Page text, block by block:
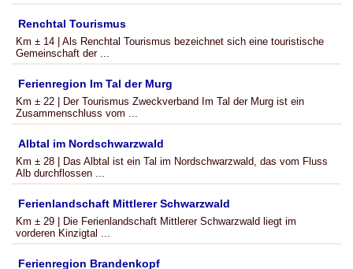
Renchtal Tourismus
Km ± 14 | Als Renchtal Tourismus bezeichnet sich eine touristische
Gemeinschaft der ...
Ferienregion Im Tal der Murg
Km ± 22 | Der Tourismus Zweckverband Im Tal der Murg ist ein
Zusammenschluss vom ...
Albtal im Nordschwarzwald
Km ± 28 | Das Albtal ist ein Tal im Nordschwarzwald, das vom Fluss
Alb durchflossen ...
Ferienlandschaft Mittlerer Schwarzwald
Km ± 29 | Die Ferienlandschaft Mittlerer Schwarzwald liegt im
vorderen Kinzigtal ...
Ferienregion Brandenkopf